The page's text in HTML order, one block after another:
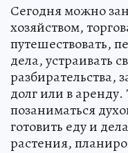
Сегодня можно
хозяйством,
путешествовать,
дела, устраивать
разбирательства,
долг или в
позаниматься
готовить еду и
растения,